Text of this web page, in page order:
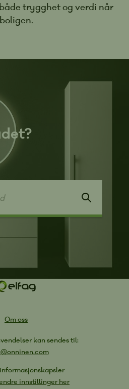
trygghet og verdi når
Om oss
kan sendes til:
innstillinger her